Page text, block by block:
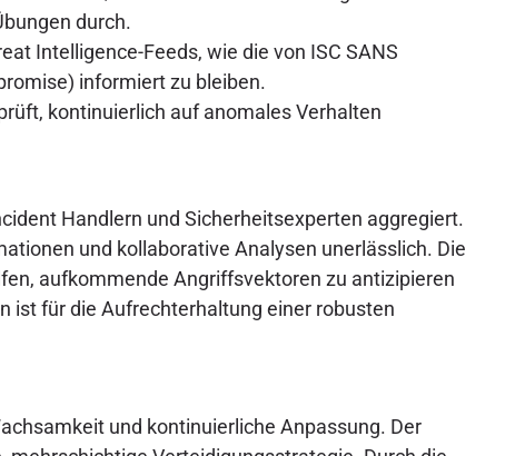
durch.
Intelligence-Feeds, wie die von ISC SANS
informiert zu bleiben.
kontinuierlich auf anomales Verhalten
Handlern und Sicherheitsexperten aggregiert.
und kollaborative Analysen unerlässlich. Die
aufkommende Angriffsvektoren zu antizipieren
ist für die Aufrechterhaltung einer robusten
und kontinuierliche Anpassung. Der